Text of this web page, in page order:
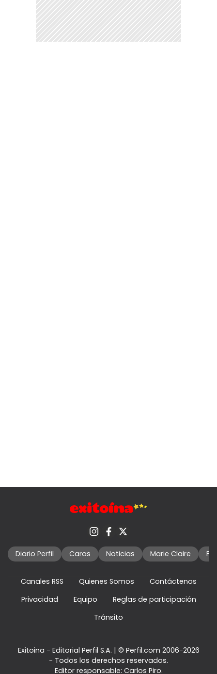
Diario Perfil Caras Noticias Marie Claire
Canales RSS Quienes Somos
Contáctenos
Privacidad
Equipo
Reglas de participación
Tránsito
Exitoina - Editorial Perfil S.A. | © Perfil.com 2006-2026
- Todos los derechos reservados.
Editor responsable: Carlos Piro.